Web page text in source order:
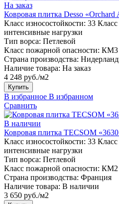
На заказ
Ковровая плитка Desso «Orchard
Класс износостойкости: 33
интенсивные нагрузки
Тип ворса: Петлевой
Класс пожарной опасности: КМ3
Страна производства:
Наличие товара: На заказ
4 248 руб./м2
Купить
В избранное В избранном
Сравнить
В наличии
Ковровая плитка TECSOM
Класс износостойкости: 33
интенсивные нагрузки
Тип ворса: Петлевой
Класс пожарной опасности: КМ2
Страна производства: Франция
Наличие товара: В наличии
3 650 руб./м2